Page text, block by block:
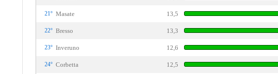
21° Masate 13,5
22° Bresso 13,3
23° Inveruno 12,6
24° Corbetta 12,5